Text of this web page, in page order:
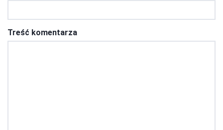
Treść komentarza